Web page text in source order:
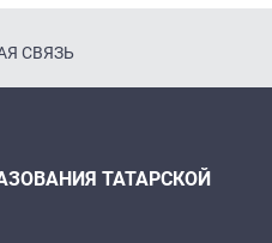
СВЯЗЬ
ТАТАРСКОЙ